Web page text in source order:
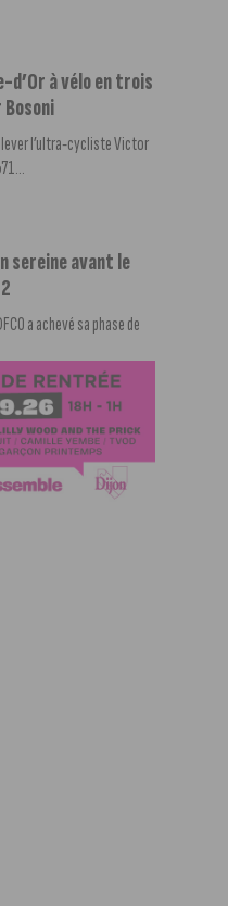
d’Or à vélo en trois
l’ultra-cycliste Victor
sereine avant le
a achevé sa phase de